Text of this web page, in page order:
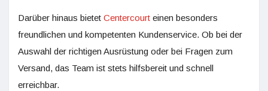
Darüber hinaus bietet Centercourt einen besonders
freundlichen und kompetenten Kundenservice. Ob bei der
Auswahl der richtigen Ausrüstung oder bei Fragen zum
Versand, das Team ist stets hilfsbereit und schnell
erreichbar.